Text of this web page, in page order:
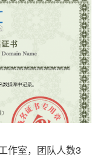
作室，团队人数3